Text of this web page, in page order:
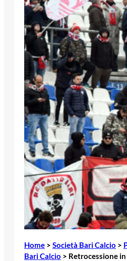
Home > Società Bari Calcio >
Bari Calcio > Retrocessione in